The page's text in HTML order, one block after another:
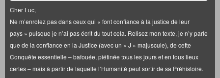
Cher Luc,
Ne m’enrolez pas dans ceux qui « font confiance à la justice de leur
pays » puisque je n’ai pas écrit du tout cela. Relisez mon texte, je n’y parle
que de la confiance en la Justice (avec un « J » majuscule), de cette
Conquête essentielle – bafouée, piétinée tous les jours et en tous lieux
certes – mais à partir de laquelle l’Humanité peut sortir de sa Préhistoire.